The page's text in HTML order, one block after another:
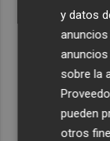
y datos
sobre la
pueden
otros